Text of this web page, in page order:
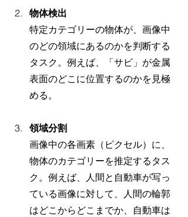
物体検出
特定カテゴリーの物体が、画像中
のどの領域にあるのかを判断する
タスク。例えば、「サビ」が金属
表面のどこに位置するのかを見極
める。
領域分割
画像中の各画素（ピクセル）に、
物体のカテゴリーを推定するタス
ク。例えば、人間と自動車が写っ
ている画像に対して、人間の輪郭
はどこからどこまでか、自動車は